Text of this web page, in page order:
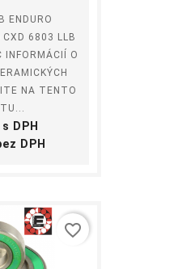
ENDURO
6803 LLB
INFORMÁCIÍ O
NA TENTO
DPH
DPH
favorite_border